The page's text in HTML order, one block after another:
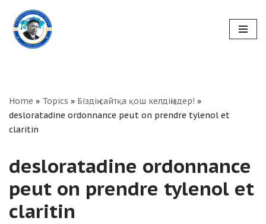
Skip
to
Home » Topics » Біздің сайтқа қош келдіңіздер! »
desloratadine ordonnance peut on prendre tylenol et
claritin
desloratadine ordonnance
peut on prendre tylenol et
claritin